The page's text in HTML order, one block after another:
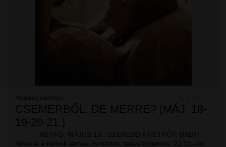
Mágikus Bertalan
CSEMERBŐL, DE MERRE? (MÁJ. 18-
19-20-21.)
HÉTFŐ, MÁJUS 18.: SZERESD A HÉTFŐT, BABY!
Amerre a rémek járnak. Ismétlés, talán érdemes: 22:10-kor